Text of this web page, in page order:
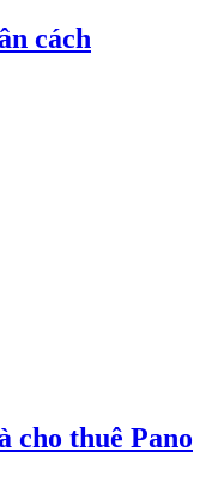
cách
cho thuê Pano